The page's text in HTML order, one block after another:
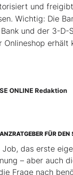
und
Wichtig: Die
und der 3-D-
Onlineshop erhält
ONLINE Redaktion
FÜR DEN
das erste
– aber auch
Frage nach